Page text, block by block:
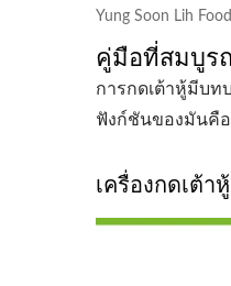
Yung Soon Lih
คู่มือที่สมบูร
การกดเต้าหู้มีบท
ฟังก์ชันของมันคือ
เครื่องกดเต้
สายการผลิต
220 กก